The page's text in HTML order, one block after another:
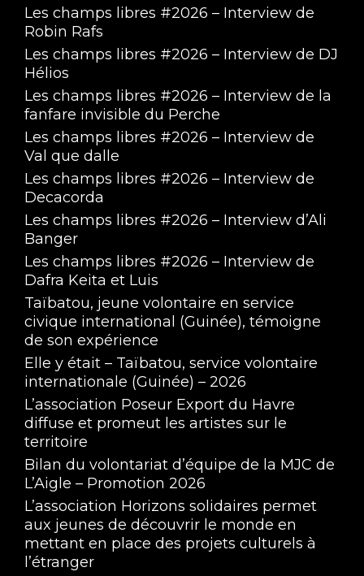
Forum des associations 2025 - Interview de
l'association Tapage
Sep 11, 2025 • 4:16
Forum des associations 2025 - Interview du
club de full-contact
Sep 11, 2025 • 3:33
Forum des associations 2025 - Interview de
Sororité Aiglonne
Sep 11, 2025 • 11:44
Les champs libres #2026 – Interview de
Robin Rafs
Les champs libres #2026 – Interview de DJ
Hélios
Les champs libres #2026 – Interview de la
fanfare invisible du Perche
Les champs libres #2026 – Interview de
Val que dalle
Les champs libres #2026 – Interview de
Decacorda
Les champs libres #2026 – Interview d’Ali
Banger
Les champs libres #2026 – Interview de
Dafra Keita et Luis
Taïbatou, jeune volontaire en service
civique international (Guinée), témoigne
de son expérience
Elle y était – Taïbatou, service volontaire
internationale (Guinée) – 2026
L’association Poseur Export du Havre
diffuse et promeut les artistes sur le
territoire
Bilan du volontariat d’équipe de la MJC de
L’Aigle – Promotion 2026
L’association Horizons solidaires permet
aux jeunes de découvrir le monde en
mettant en place des projets culturels à
l’étranger